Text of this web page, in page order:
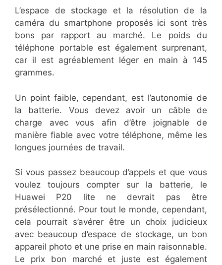
L’espace de stockage et la résolution de la
caméra du smartphone proposés ici sont très
bons par rapport au marché. Le poids du
téléphone portable est également surprenant,
car il est agréablement léger en main à 145
grammes.
Un point faible, cependant, est l’autonomie de
la batterie. Vous devez avoir un câble de
charge avec vous afin d’être joignable de
manière fiable avec votre téléphone, même les
longues journées de travail.
Si vous passez beaucoup d’appels et que vous
voulez toujours compter sur la batterie, le
Huawei P20 lite ne devrait pas être
présélectionné. Pour tout le monde, cependant,
cela pourrait s’avérer être un choix judicieux
avec beaucoup d’espace de stockage, un bon
appareil photo et une prise en main raisonnable.
Le prix bon marché et juste est également